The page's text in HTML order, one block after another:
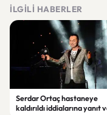
İLGILI HABERLER
Serdar Ortaç hastaneye
kaldırıldı iddialarına yanıt